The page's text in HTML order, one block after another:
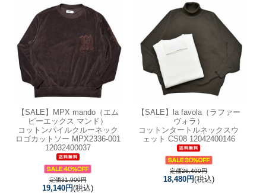
【SALE】
MPX mando（エム
ピーエックス マンド）
コットンパイルクルーネック
ロゴカットソー MPX2336-001
12032400037
定価31,900円
19,140円(税込)
【SALE】
la favola（ラファー
ヴォラ）
コットンタートルネックスウ
ェット CS08 12042400146
定価26,400円
18,480円(税込)